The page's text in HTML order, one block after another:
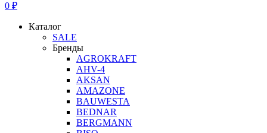
0 ₽
Каталог
SALE
Бренды
AGROKRAFT
AHV-4
AKSAN
AMAZONE
BAUWESTA
BEDNAR
BERGMANN